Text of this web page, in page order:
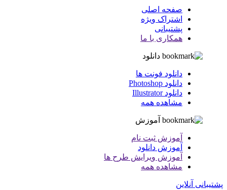
صفحه اصلی
اشتراک ویژه
پشتیبانی
همکاری با ما
دانلود
دانلود فونت ها
دانلود Photoshop
دانلود Illustrator
مشاهده همه
آموزش
آموزش ثبت نام
آموزش دانلود
آموزش ویرایش طرح ها
مشاهده همه
پشتیبانی آنلاین